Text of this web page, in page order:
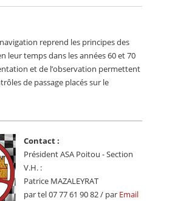
reprend les principes des
leur temps dans les années 60 et 70
et de l’observation permettent
de passage placés sur le
Contact :
Président ASA Poitou - Section
V.H. :
Patrice MAZALEYRAT
par tel 07 77 61 90 82 / par Email